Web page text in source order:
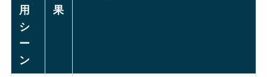
用
シ
ー
ン
果